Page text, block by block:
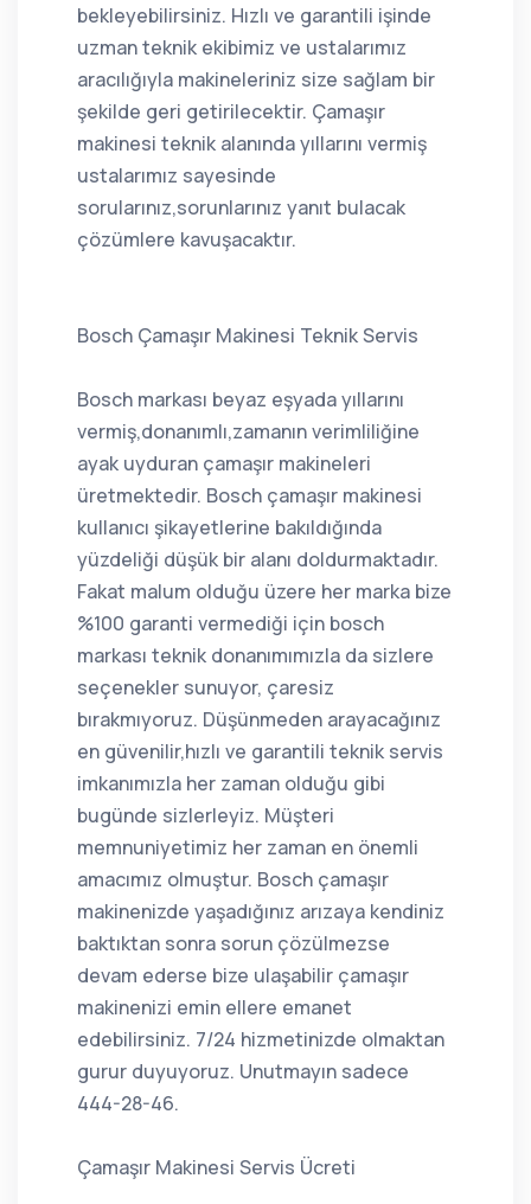
bekleyebilirsiniz. Hızlı ve garantili işinde
uzman teknik ekibimiz ve ustalarımız
aracılığıyla makineleriniz size sağlam bir
şekilde geri getirilecektir. Çamaşır
makinesi teknik alanında yıllarını vermiş
ustalarımız sayesinde
sorularınız,sorunlarınız yanıt bulacak
çözümlere kavuşacaktır.
Bosch Çamaşır Makinesi Teknik Servis
Bosch markası beyaz eşyada yıllarını
vermiş,donanımlı,zamanın verimliliğine
ayak uyduran çamaşır makineleri
üretmektedir. Bosch çamaşır makinesi
kullanıcı şikayetlerine bakıldığında
yüzdeliği düşük bir alanı doldurmaktadır.
Fakat malum olduğu üzere her marka bize
%100 garanti vermediği için bosch
markası teknik donanımımızla da sizlere
seçenekler sunuyor, çaresiz
bırakmıyoruz. Düşünmeden arayacağınız
en güvenilir,hızlı ve garantili teknik servis
imkanımızla her zaman olduğu gibi
bugünde sizlerleyiz. Müşteri
memnuniyetimiz her zaman en önemli
amacımız olmuştur. Bosch çamaşır
makinenizde yaşadığınız arızaya kendiniz
baktıktan sonra sorun çözülmezse
devam ederse bize ulaşabilir çamaşır
makinenizi emin ellere emanet
edebilirsiniz. 7/24 hizmetinizde olmaktan
gurur duyuyoruz. Unutmayın sadece
444-28-46.
Çamaşır Makinesi Servis Ücreti